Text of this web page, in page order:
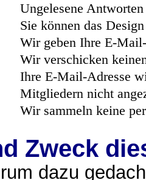
Ungelesene
Sie können das
Wir geben Ihre E-
Wir verschicken
Ihre E-Mail-Adresse
Mitgliedern nicht
Wir sammeln keine
Zweck
dazu